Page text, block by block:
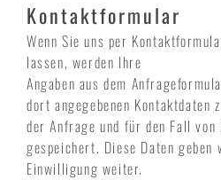
Kontaktformular
Wenn Sie uns per
lassen, werden Ihre
Angaben aus dem
dort angegebenen Kontaktdaten
der Anfrage und für den Fall
gespeichert. Diese Daten geben
Einwilligung weiter.